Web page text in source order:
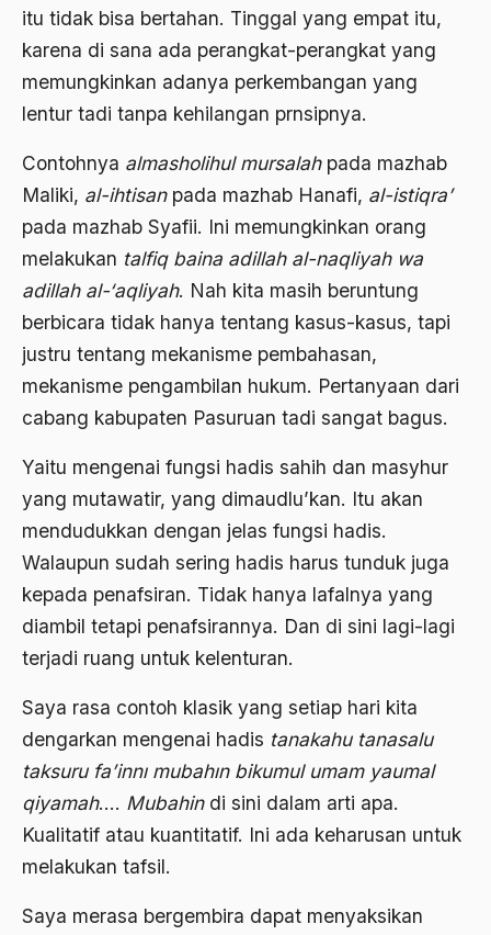
itu tidak bisa bertahan. Tinggal yang empat itu,
karena di sana ada perangkat-perangkat yang
memungkinkan adanya perkembangan yang
lentur tadi tanpa kehilangan prnsipnya.
Contohnya almasholihul mursalahpada mazhab
Maliki, al-ihtisanpada mazhab Hanafi, al-istiqra’
pada mazhab Syafii. Ini memungkinkan orang
melakukan talfiq baina adillah al-naqliyah wa
adillah al-‘aqliyah. Nah kita masih beruntung
berbicara tidak hanya tentang kasus-kasus, tapi
justru tentang mekanisme pembahasan,
mekanisme pengambilan hukum. Pertanyaan dari
cabang kabupaten Pasuruan tadi sangat bagus.
Yaitu mengenai fungsi hadis sahih dan masyhur
yang mutawatir, yang dimaudlu’kan. Itu akan
mendudukkan dengan jelas fungsi hadis.
Walaupun sudah sering hadis harus tunduk juga
kepada penafsiran. Tidak hanya lafalnya yang
diambil tetapi penafsirannya. Dan di sini lagi-lagi
terjadi ruang untuk kelenturan.
Saya rasa contoh klasik yang setiap hari kita
dengarkan mengenai hadis tanakahu tanasalu
taksuru fa’innı mubahın bikumul umam yaumal
qiyamah…. Mubahindi sini dalam arti apa.
Kualitatif atau kuantitatif. Ini ada keharusan untuk
melakukan tafsil.
Saya merasa bergembira dapat menyaksikan
Akademi Betawi
Akademi Jakarta
Akbar tanjung
akhlak
Akhlaq
Akidah
Aktivis
Aktivis Muda
akulturasi
Al-Azhar
Al-Ghazali
Al-Ikhwanul Muslimin
al-Khalil Ibnu Ahmad al-Farahidi
Al-Maududi
Al-qua'an dan Hadist
Alexander Solzhenitsyin